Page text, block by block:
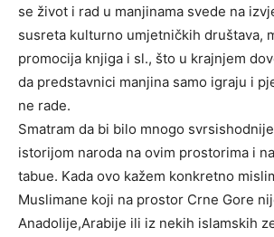
se život i rad u manjinama svede na
susreta kulturno umjetničkih društava,
promocija knjiga i sl., što u krajnjem
da predstavnici manjina samo igraju i
ne rade.
Smatram da bi bilo mnogo
istorijom naroda na ovim prostorima i
tabue. Kada ovo kažem konkretno
Muslimane koji na prostor Crne Gore
Anadolije,Arabije ili iz nekih islamskih